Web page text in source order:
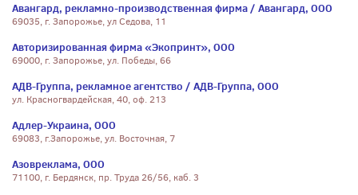
Авангард, рекламно-производственная фирма / Авангард, ООО
69035, г. Запорожье, ул Седова, 11
Авторизированная фирма «Экопринт», ООО
69000, г. Запорожье, ул. Победы, 66
АДВ-Группа, рекламное агентство / АДВ-Группа, ООО
ул. Красногвардейская, 40, оф. 213
Адлер-Украина, ООО
69083, г.Запорожье, ул. Восточная, 7
Азовреклама, ООО
71100, г. Бердянск, пр. Труда 26/56, каб. 3